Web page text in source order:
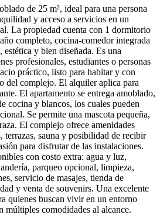
de 25 m², ideal para una persona
y acceso a servicios en un
La propiedad cuenta con 1 dormitorio
completo, cocina-comedor integrada
y bien diseñada. Es una
profesionales, estudiantes o personas
práctico, listo para habitar y con
del complejo. El alquiler aplica para
El apartamento se entrega amoblado,
cocina y blancos, los cuales pueden
Se permite una mascota pequeña,
El complejo ofrece amenidades
terrazas, sauna y posibilidad de recibir
para disfrutar de las instalaciones.
con costo extra: agua y luz,
parqueo opcional, limpieza,
servicio de masajes, tienda de
y venta de souvenirs. Una excelente
quienes buscan vivir en un entorno
comodidades al alcance.